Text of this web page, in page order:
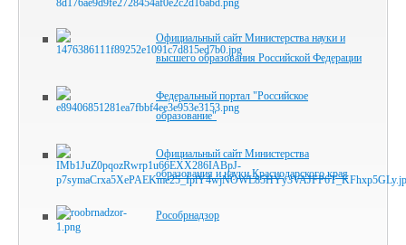
Официальный сайт Министерства науки и
высшего образования Российской Федерации
Федеральный портал "Российское
образование"
Официальный сайт Министерства
образования и науки Краснодарского края
Рособрнадзор